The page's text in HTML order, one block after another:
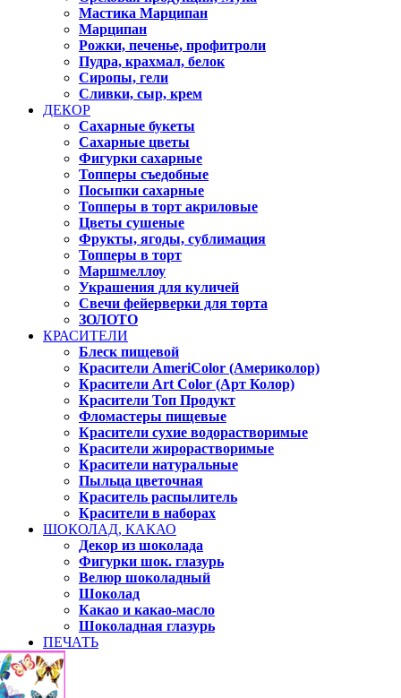
Мастика Марципан
Марципан
Рожки, печенье, профитроли
Пудра, крахмал, белок
Сиропы, гели
Сливки, сыр, крем
ДЕКОР
Сахарные букеты
Сахарные цветы
Фигурки сахарные
Топперы съедобные
Посыпки сахарные
Топперы в торт акриловые
Цветы сушеные
Фрукты, ягоды, сублимация
Топперы в торт
Маршмеллоу
Украшения для куличей
Свечи фейерверки для торта
ЗОЛОТО
КРАСИТЕЛИ
Блеск пищевой
Красители AmeriColor (Америколор)
Красители Art Color (Арт Колор)
Красители Топ Продукт
Фломастеры пищевые
Красители сухие водорастворимые
Красители жирорастворимые
Красители натуральные
Пыльца цветочная
Краситель распылитель
Красители в наборах
ШОКОЛАД, КАКАО
Декор из шоколада
Фигурки шок. глазурь
Велюр шоколадный
Шоколад
Какао и какао-масло
Шоколадная глазурь
ПЕЧАТЬ